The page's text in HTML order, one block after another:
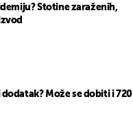
Stotine zaraženih,
Može se dobiti i 720